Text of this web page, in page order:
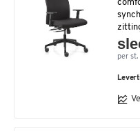
per st.